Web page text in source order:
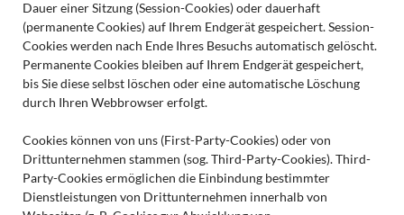
Dauer einer Sitzung (Session-Cookies) oder dauerhaft
(permanente Cookies) auf Ihrem Endgerät gespeichert. Session-
Cookies werden nach Ende Ihres Besuchs automatisch gelöscht.
Permanente Cookies bleiben auf Ihrem Endgerät gespeichert,
bis Sie diese selbst löschen oder eine automatische Löschung
durch Ihren Webbrowser erfolgt.
Cookies können von uns (First-Party-Cookies) oder von
Drittunternehmen stammen (sog. Third-Party-Cookies). Third-
Party-Cookies ermöglichen die Einbindung bestimmter
Dienstleistungen von Drittunternehmen innerhalb von